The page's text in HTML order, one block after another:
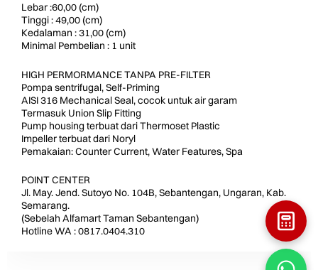
Lebar :60,00 (cm)
Tinggi : 49,00 (cm)
Kedalaman : 31,00 (cm)
Minimal Pembelian : 1 unit
HIGH PERMORMANCE TANPA PRE-FILTER
Pompa sentrifugal, Self-Priming
AISI 316 Mechanical Seal, cocok untuk air garam
Termasuk Union Slip Fitting
Pump housing terbuat dari Thermoset Plastic
Impeller terbuat dari Noryl
Pemakaian: Counter Current, Water Features, Spa
POINT CENTER
Jl. May. Jend. Sutoyo No. 104B, Sebantengan, Ungaran, Kab.
Semarang.
(Sebelah Alfamart Taman Sebantengan)
Hotline WA : 0817.0404.310